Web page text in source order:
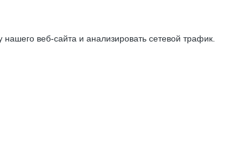
веб-сайта и анализировать сетевой трафик.